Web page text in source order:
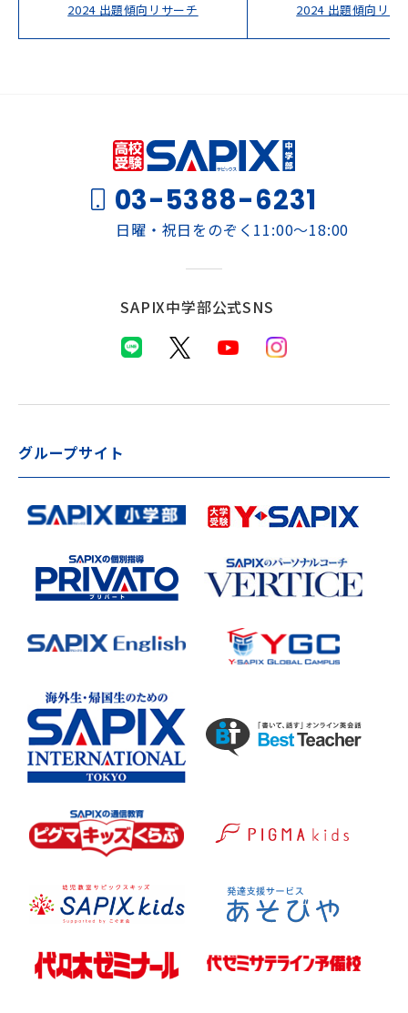
2024 出題傾向リサーチ
2024 出題傾向リサ
03-5388-6231
日曜・祝日をのぞく11:00～18:00
SAPIX中学部公式SNS
グループサイト